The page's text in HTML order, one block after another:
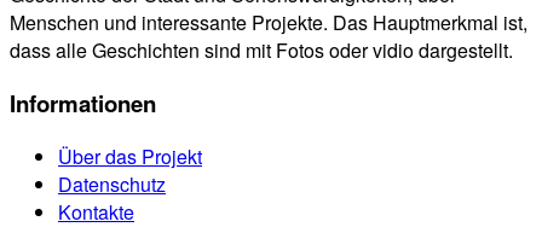
Menschen und interessante Projekte. Das Hauptmerkmal ist,
dass alle Geschichten sind mit Fotos oder vidio dargestellt.
Informationen
Über das Projekt
Datenschutz
Kontakte